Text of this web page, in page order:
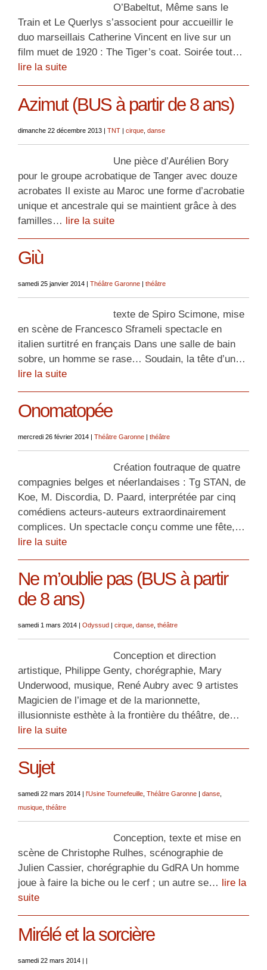
O’Babeltut, Même sans le
Train et Le Querlys s’associent pour accueillir le
duo marseillais Catherine Vincent en live sur un
film muet de 1920 : The Tiger’s coat. Soirée tout…
lire la suite
Azimut (BUS à partir de 8 ans)
dimanche 22 décembre 2013 | TNT | cirque danse
Une pièce d’Aurélien Bory
pour le groupe acrobatique de Tanger avec douze
acrobates Il existe au Maroc une forme d’acrobatie
unique et ancestrale qui se maintient grâce à des
familles… lire la suite
Giù
samedi 25 janvier 2014 | Théâtre Garonne | théâtre
texte de Spiro Scimone, mise
en scène de Francesco Sframeli spectacle en
italien surtitré en français Dans une salle de bain
sobre, un homme se rase… Soudain, la tête d’un…
lire la suite
Onomatopée
mercredi 26 février 2014 | Théâtre Garonne | théâtre
Création foutraque de quatre
compagnies belges et néerlandaises : Tg STAN, de
Koe, M. Discordia, D. Paard, interprétée par cinq
comédiens acteurs-auteurs extraordinairement
complices. Un spectacle conçu comme une fête,…
lire la suite
Ne m’oublie pas (BUS à partir
de 8 ans)
samedi 1 mars 2014 Odyssud cirque, danse, théâtre
Conception et direction
artistique, Philippe Genty, chorégraphie, Mary
Underwood, musique, René Aubry avec 9 artistes
Magicien de l’image et de la marionnette,
illusionniste esthète à la frontière du théâtre, de…
lire la suite
Sujet
samedi 22 mars 2014 | l'Usine Tournefeuille Théâtre Garonne | danse
musique théâtre
Conception, texte et mise en
scène de Christophe Rulhes, scénographie de
Julien Cassier, chorégraphie du GdRA Un homme
joue à faire la biche ou le cerf ; un autre se… lire la
suite
Mirélé et la sorcière
samedi 22 mars 2014 | |